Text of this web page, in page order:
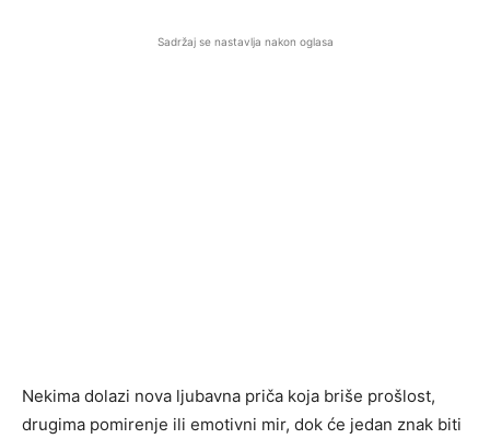
Sadržaj se nastavlja nakon oglasa
Nekima dolazi nova ljubavna priča koja briše prošlost,
drugima pomirenje ili emotivni mir, dok će jedan znak biti